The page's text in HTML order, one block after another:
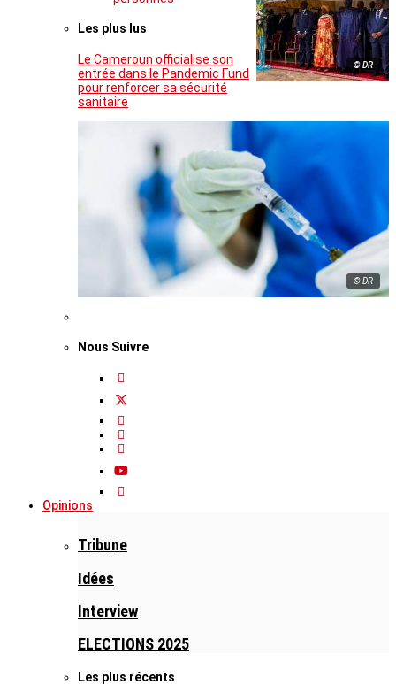
© DR
Les plus lus
Le Cameroun officialise son
entrée dans le Pandemic Fund
pour renforcer sa sécurité
sanitaire
© DR
Nous Suivre
Opinions
Tribune
Idées
Interview
ELECTIONS 2025
Les plus récents